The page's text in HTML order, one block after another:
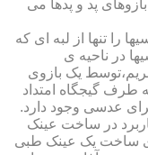
پد و پدها می
را تنها از لبه ای که
در ناحیه ی
یک بازوی
گیجگاه امتداد
عدسی وجود دارد.
در ساخت عینک
ساخت یک عینک طبی